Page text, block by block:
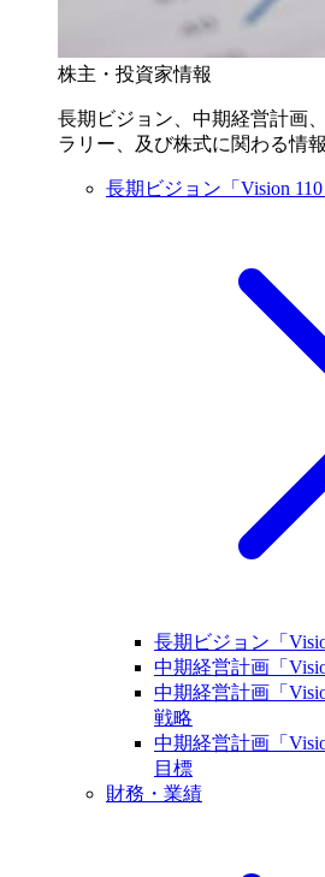
株主・投資家情報
長期ビジョン、中期経営計画
ラリー、及び株式に関わる情
長期ビジョン「Vision 110
長期ビジョン「
中期経営計画「
中期経営計画「
戦略
中期経営計画「
目標
財務・業績